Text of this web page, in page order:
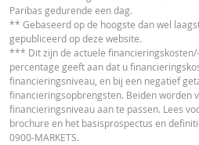
gelijkblijvend
werkelijkheid doorlopend kan
een onderliggende waarde die niet in
door wisselkoerseffecten. De calculator
tussen bied- en laatprijzen (de spread),
dividendbelasting. De invloed van het
in de calculator buiten beschouwing
getoonde waarden afwijken van de
werkelijkheid.
RECENTE KOERSINFORMATIE
Latest Product Quotes
Paribas gedurende een dag.
** Gebaseerd op de hoogste dan wel
gepubliceerd op deze website.
*** Dit zijn de actuele
percentage geeft aan dat u
financieringsniveau, en bij een negatief
financieringsopbrengsten. Beiden worden
financieringsniveau aan te passen. Lees
brochure en het basisprospectus en
0900-MARKETS.